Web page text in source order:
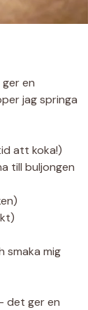
en
jag springa
att koka!)
till buljongen
smaka mig
det ger en